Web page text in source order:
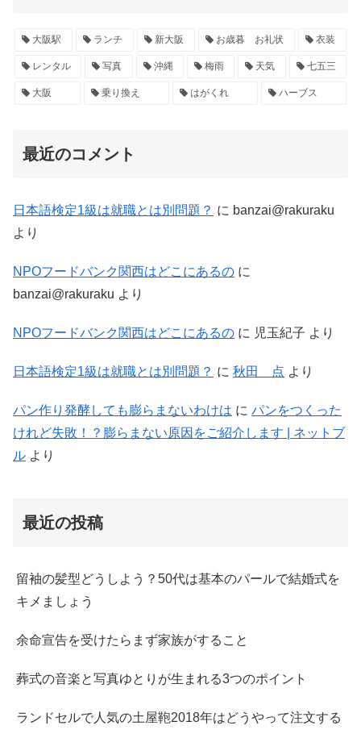
大阪駅 ランチ 新大阪 お歳暮 お礼状 衣装
レンタル 写真 沖縄 梅雨 天気 七五三
大阪 乗り換え はがくれ ハーブス
最近のコメント
日本語検定1級は就職とは別問題？ に banzai@rakuraku
より
NPOフードバンク関西はどこにあるの に
banzai@rakuraku より
NPOフードバンク関西はどこにあるの に 児玉紀子 より
日本語検定1級は就職とは別問題？ に 秋田 点 より
パン作り発酵しても膨らまないわけは に パンをつくった
けれど失敗！？膨らまない原因をご紹介します | ネットブ
ル より
最近の投稿
留袖の髪型どうしよう？50代は基本のパールで結婚式を
キメましょう
余命宣告を受けたらまず家族がすること
葬式の音楽と写真ゆとりが生まれる3つのポイント
ランドセルで人気の土屋鞄2018年はどうやって注文する